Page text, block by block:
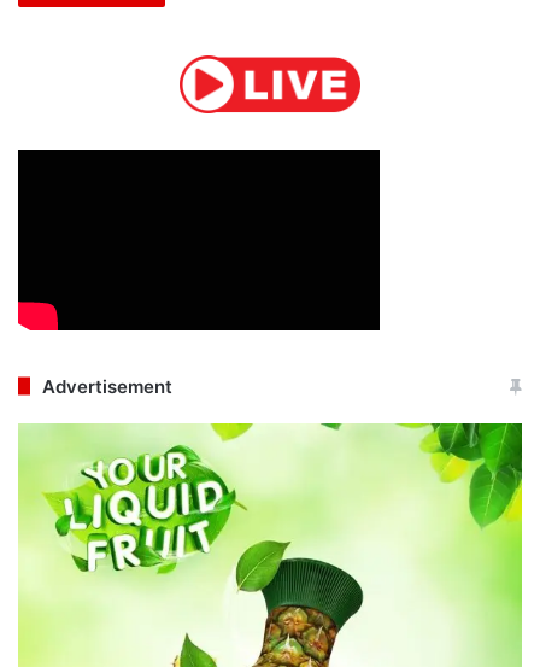
Advertisement